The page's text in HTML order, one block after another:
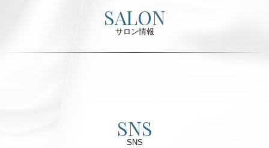
SALON
サロン情報
SNS
SNS